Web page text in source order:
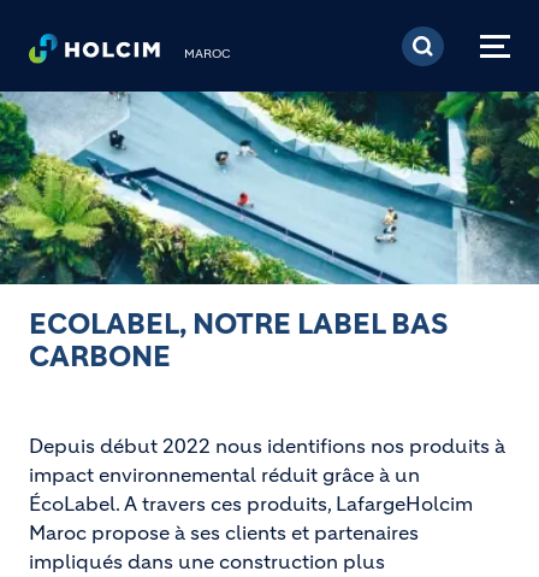
Aller au contenu
MAROC
ECOLABEL, NOTRE LABEL BAS
CARBONE
Depuis début 2022 nous identifions nos produits à
impact environnemental réduit grâce à un
ÉcoLabel. A travers ces produits, LafargeHolcim
Maroc propose à ses clients et partenaires
impliqués dans une construction plus